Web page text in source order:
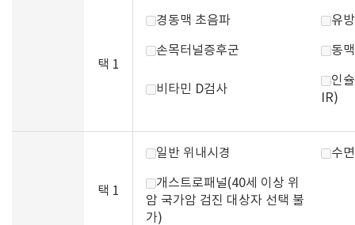
택 1
경동맥 초음파 유
손목터널증후군 동
비타민 D검사
인
IR)
택 1
일반 위내시경 수
개스트로패널(40세 이상 위
암 국가암 검진 대상자 선택 불
가)